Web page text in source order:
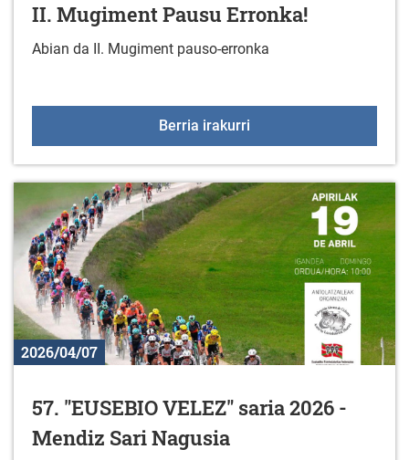
II. Mugiment Pausu Erronka!
Abian da II. Mugiment pauso-erronka
Berria irakurri
2026/04/07
57. "EUSEBIO VELEZ" saria 2026 -
Mendiz Sari Nagusia